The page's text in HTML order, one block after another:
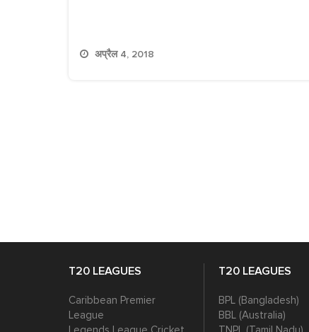
अप्रैल 4, 2018
T20 LEAGUES
Caribbean Premier
League
T20 LEAGUES
BPL (Bangladesh)
BBL (Australia)